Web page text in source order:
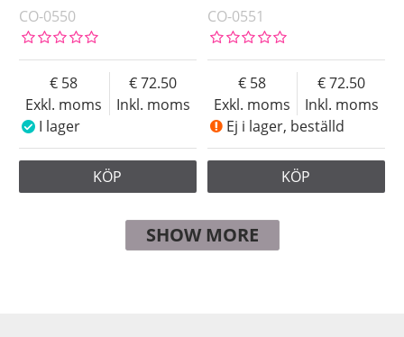
CO-0550
Exkl. moms
58
Inkl. moms
72.50
I lager
KÖP
CO-0551
Exkl. moms
58
Inkl. moms
72.50
Ej i lager, beställd
KÖP
SHOW MORE